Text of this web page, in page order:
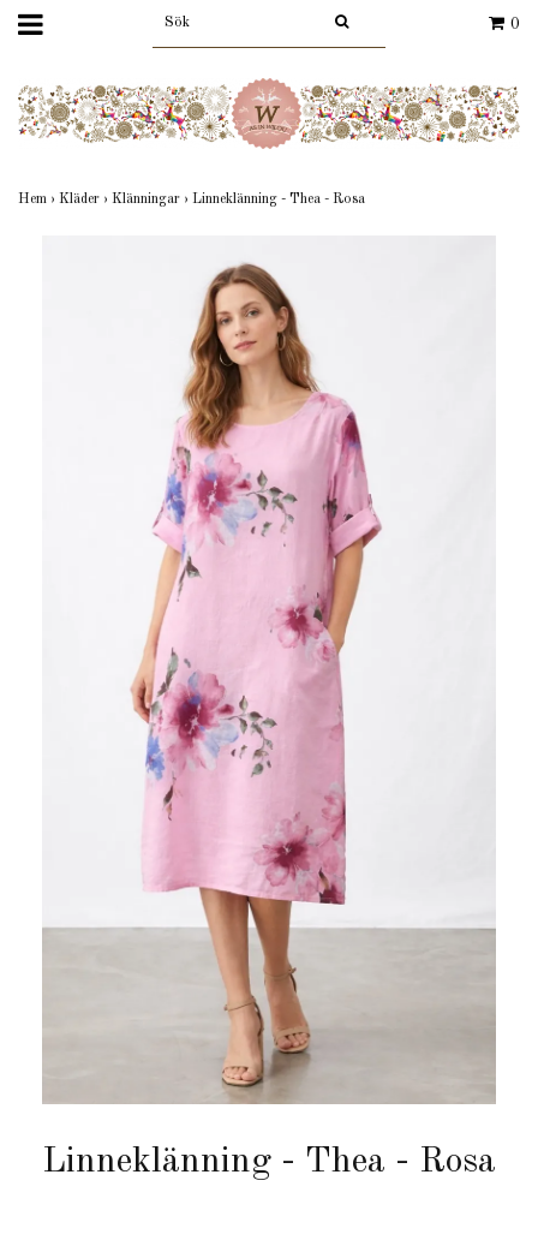
0
Hem › Kläder › Klänningar › Linneklänning - Thea - Rosa
Linneklänning - Thea - Rosa